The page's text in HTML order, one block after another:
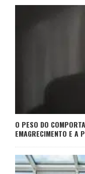
O PESO DO
EMAGRECIMENTO E A